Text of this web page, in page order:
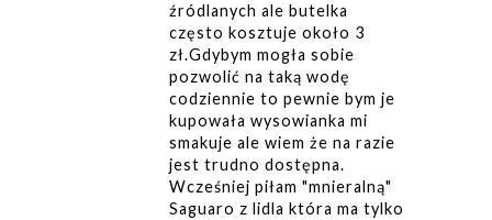
źródlanych ale butelka
często kosztuje około 3
zł.Gdybym mogła sobie
pozwolić na taką wodę
codziennie to pewnie bym je
kupowała wysowianka mi
smakuje ale wiem że na razie
jest trudno dostępna.
Wcześniej piłam "mnieralną"
Saguaro z lidla która ma tylko